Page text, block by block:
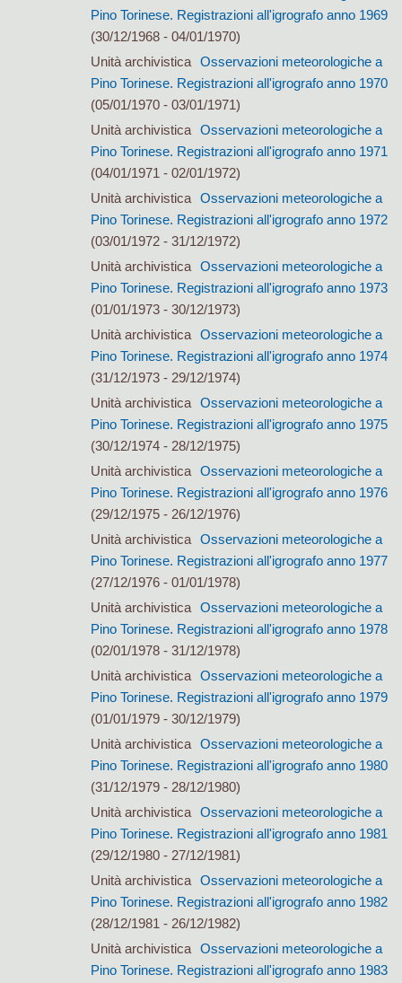
Pino Torinese. Registrazioni all'igrografo anno 1969
(30/12/1968 - 04/01/1970)
Unità archivistica Osservazioni meteorologiche a
Pino Torinese. Registrazioni all'igrografo anno 1970
(05/01/1970 - 03/01/1971)
Unità archivistica Osservazioni meteorologiche a
Pino Torinese. Registrazioni all'igrografo anno 1971
(04/01/1971 - 02/01/1972)
Unità archivistica Osservazioni meteorologiche a
Pino Torinese. Registrazioni all'igrografo anno 1972
(03/01/1972 - 31/12/1972)
Unità archivistica Osservazioni meteorologiche a
Pino Torinese. Registrazioni all'igrografo anno 1973
(01/01/1973 - 30/12/1973)
Unità archivistica Osservazioni meteorologiche a
Pino Torinese. Registrazioni all'igrografo anno 1974
(31/12/1973 - 29/12/1974)
Unità archivistica Osservazioni meteorologiche a
Pino Torinese. Registrazioni all'igrografo anno 1975
(30/12/1974 - 28/12/1975)
Unità archivistica Osservazioni meteorologiche a
Pino Torinese. Registrazioni all'igrografo anno 1976
(29/12/1975 - 26/12/1976)
Unità archivistica Osservazioni meteorologiche a
Pino Torinese. Registrazioni all'igrografo anno 1977
(27/12/1976 - 01/01/1978)
Unità archivistica Osservazioni meteorologiche a
Pino Torinese. Registrazioni all'igrografo anno 1978
(02/01/1978 - 31/12/1978)
Unità archivistica Osservazioni meteorologiche a
Pino Torinese. Registrazioni all'igrografo anno 1979
(01/01/1979 - 30/12/1979)
Unità archivistica Osservazioni meteorologiche a
Pino Torinese. Registrazioni all'igrografo anno 1980
(31/12/1979 - 28/12/1980)
Unità archivistica Osservazioni meteorologiche a
Pino Torinese. Registrazioni all'igrografo anno 1981
(29/12/1980 - 27/12/1981)
Unità archivistica Osservazioni meteorologiche a
Pino Torinese. Registrazioni all'igrografo anno 1982
(28/12/1981 - 26/12/1982)
Unità archivistica Osservazioni meteorologiche a
Pino Torinese. Registrazioni all'igrografo anno 1983